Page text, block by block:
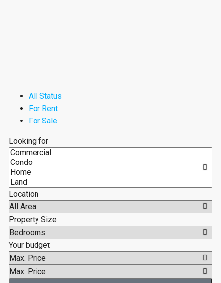
All Status
For Rent
For Sale
Looking for
Location
Property Size
Your budget